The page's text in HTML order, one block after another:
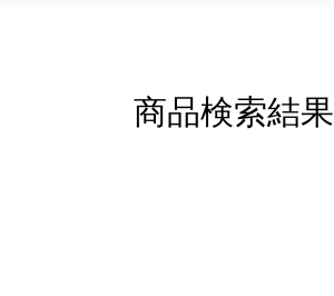
商品検索結果